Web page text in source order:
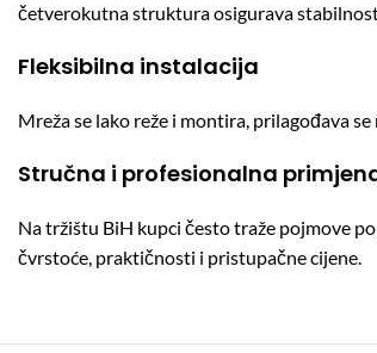
četverokutna struktura osigurava
Fleksibilna instalacija
Mreža se lako reže i montira, prilagođava
Stručna i profesionalna
Na tržištu BiH kupci često traže pojmove
čvrstoće, praktičnosti i pristupačne cijene.